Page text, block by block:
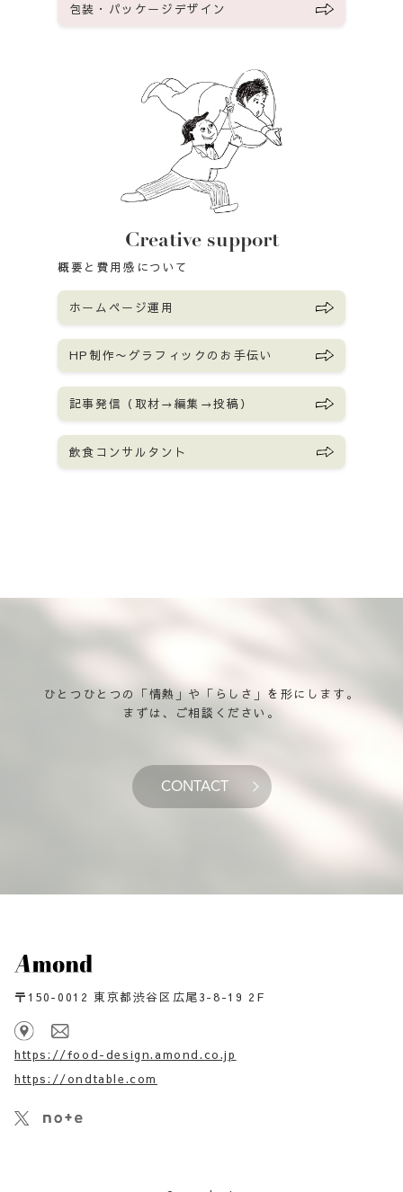
包装・パッケージデザイン
概要と費用感について
ホームページ運用
HP制作〜グラフィックのお手伝い
記事発信（取材→編集→投稿）
飲食コンサルタント
Creative support
ひとつひとつの「情熱」や「らしさ」を形にします。
まずは、ご相談ください。
CONTACT
〒150-0012 東京都渋谷区広尾3-8-19 2F
https://food-design.amond.co.jp
https://ondtable.com